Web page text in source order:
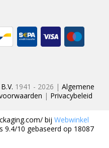
1941 - 2026 | Algemene
| Privacybeleid
bij Webwinkel
9.4/10 gebaseerd op 18087